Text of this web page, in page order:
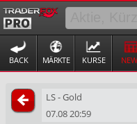
BACK MÄRKTE KURSE
LS - Gold
07.08 20:59